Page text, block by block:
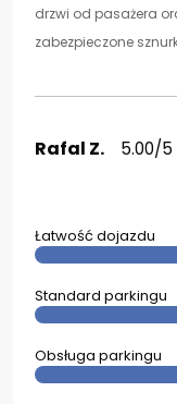
drzwi od pasażera
zabezpieczone
Rafal Z. 5.00/5
Łatwość dojazdu
Standard parkingu
Obsługa parkingu